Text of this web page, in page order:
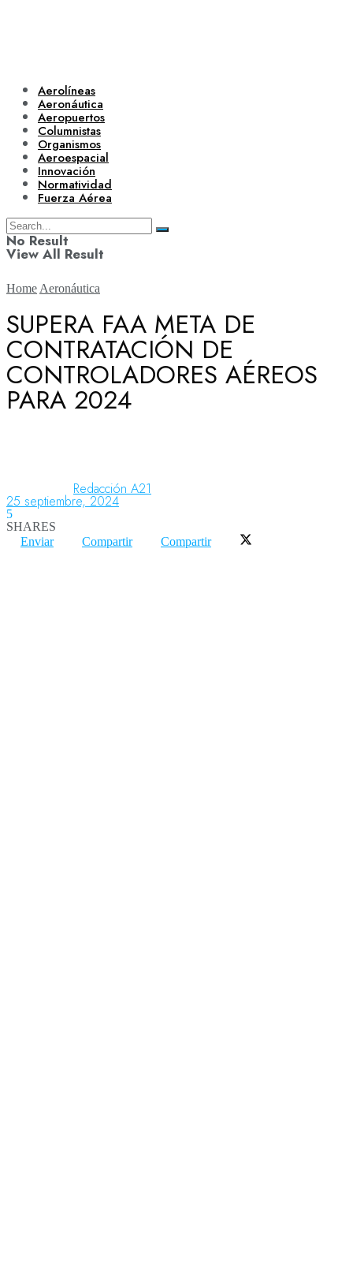
Aerolíneas
Aeronáutica
Aeropuertos
Columnistas
Organismos
Aeroespacial
Innovación
Normatividad
Fuerza Aérea
No Result
View All Result
Aerolíneas
Aeronáutica
Home Aeronáutica
SUPERA FAA META DE
CONTRATACIÓN DE
CONTROLADORES AÉREOS
PARA 2024
Redacción A21
25 septiembre, 2024
5
SHARES
Enviar
Compartir Compartir